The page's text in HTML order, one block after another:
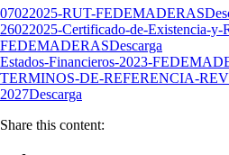
07022025-RUT-FEDEMADERAS
26022025-Certificado-de-Existencia-y-
FEDEMADERASDescarga
Estados-Financieros-2023-
TERMINOS-DE-REFERENCIA-
2027Descarga
Share this content: